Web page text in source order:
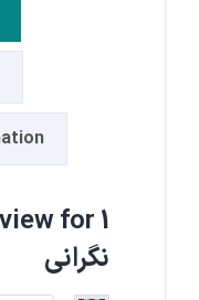
1 review for
نگرانی